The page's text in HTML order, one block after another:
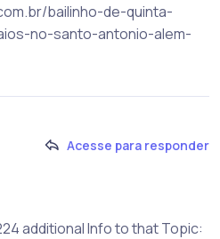
bailinho-de-quinta-
no-santo-antonio-alem-
Acesse para responder
additional Info to that Topic: